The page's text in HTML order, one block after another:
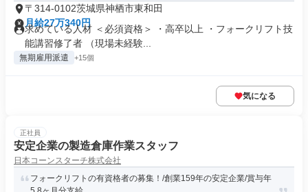
〒314-0102茨城県神栖市東和田
月給27万340円
求めている人材 ＜必須資格＞ ・高卒以上 ・フォークリフト技
能講習修了者 （現場未経験...
無期雇用派遣 +15個
気になる
正社員
安定企業の製造倉庫作業スタッフ
日本コーンスターチ株式会社
フォークリフトの有資格者の募集！/創業159年の安定企業/賞与年